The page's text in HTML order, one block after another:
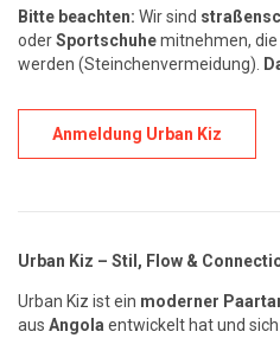
Bitte beachten: Wir sind
oderSportschuhemitnehmen,
werden (Steinchenvermeidung).
Anmeldung Urban Kiz
Urban Kiz – Stil, Flow &
Urban Kiz ist ein moderner
aus Angola entwickelt hat und